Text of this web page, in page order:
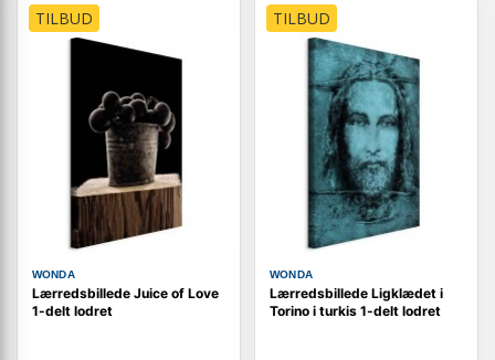
TILBUD
WONDA
Lærredsbillede Juice of Love
1-delt lodret
TILBUD
WONDA
Lærredsbillede Ligklædet i
Torino i turkis 1-delt lodret